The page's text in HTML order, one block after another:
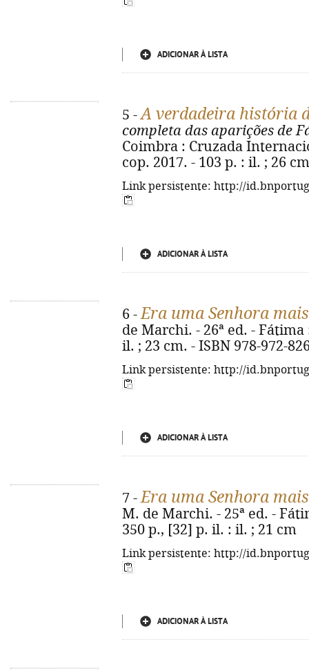
ADICIONAR À LISTA
5 -A verdadeira história
completa das aparições de
Coimbra : Cruzada
cop. 2017. - 103 p. : il. ; 26 cm
Link persistente: http://
ADICIONAR À LISTA
6 -Era uma Senhora
de Marchi. - 26ª ed. -
il. ; 23 cm. - ISBN 978-972-
Link persistente: http://
ADICIONAR À LISTA
7 -Era uma Senhora
M. de Marchi. - 25ª ed. -
350 p., [32] p. il. : il. ; 21 cm
Link persistente: http://
ADICIONAR À LISTA